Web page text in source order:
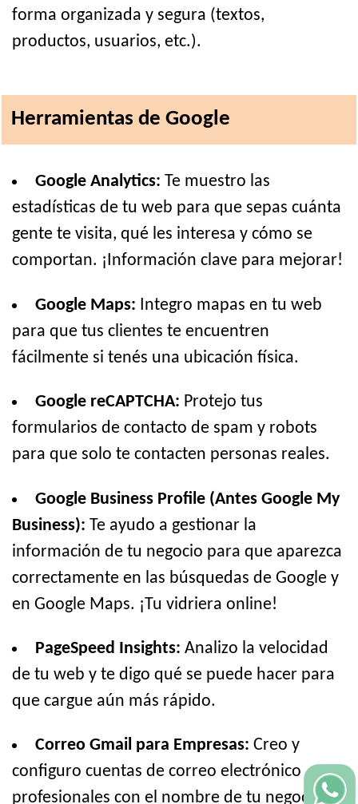
forma organizada y segura (textos,
productos, usuarios, etc.).
Herramientas de Google
Google Analytics: Te muestro las
estadísticas de tu web para que sepas cuánta
gente te visita, qué les interesa y cómo se
comportan. ¡Información clave para mejorar!
Google Maps: Integro mapas en tu web
para que tus clientes te encuentren
fácilmente si tenés una ubicación física.
Google reCAPTCHA: Protejo tus
formularios de contacto de spam y robots
para que solo te contacten personas reales.
Google Business Profile (Antes Google My
Business): Te ayudo a gestionar la
información de tu negocio para que aparezca
correctamente en las búsquedas de Google y
en Google Maps. ¡Tu vidriera online!
PageSpeed Insights: Analizo la velocidad
de tu web y te digo qué se puede hacer para
que cargue aún más rápido.
Correo Gmail para Empresas: Creo y
configuro cuentas de correo electrónico
profesionales con el nombre de tu negocio